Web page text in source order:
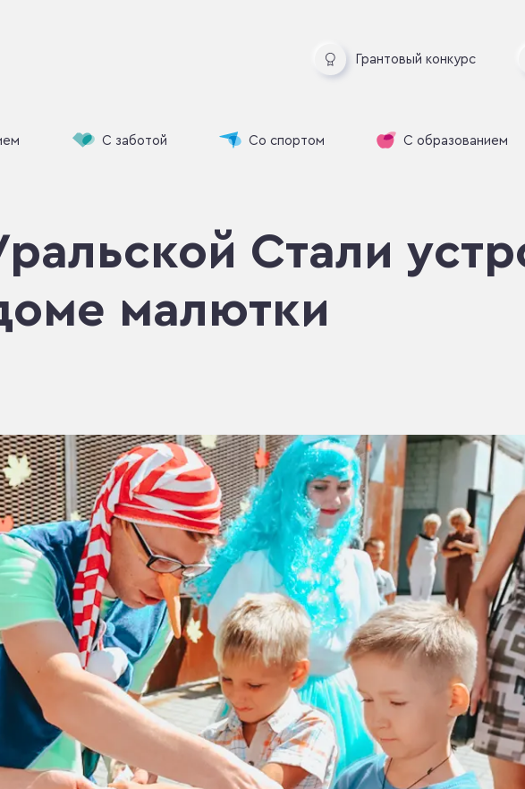
Грантовый конкурс
С заботой Со спортом С образованием
Стали
малютки